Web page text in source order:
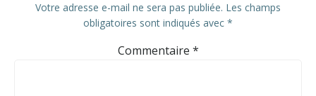
Votre adresse e-mail ne sera pas publiée. Les champs
obligatoires sont indiqués avec *
Commentaire *